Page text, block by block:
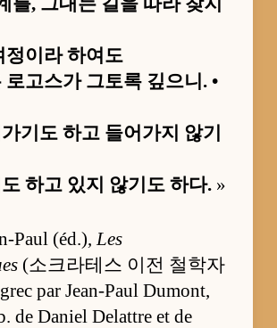
정이라 하여도
고스가 그토록 깊으니. •
기도 하고 들어가지 않기
하고 있지 않기도 하다. »
Paul (éd.), Les
(소크라테스 이전 철학자
par Jean-Paul Dumont,
de Daniel Delattre et de